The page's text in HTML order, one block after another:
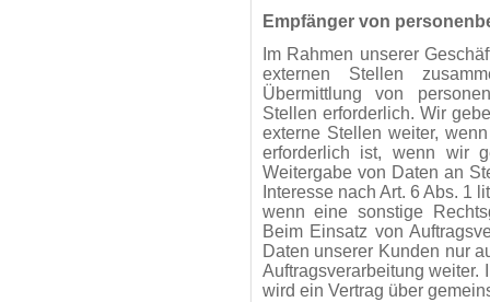
Empfänger von
Im Rahmen unserer
externen Stellen
Übermittlung von
Stellen erforderlich. Wir
externe Stellen weiter,
erforderlich ist, wenn wir
Weitergabe von Daten an
Interesse nach Art. 6 Abs. 1
wenn eine sonstige
Beim Einsatz von
Daten unserer Kunden nur
Auftragsverarbeitung weiter.
wird ein Vertrag über